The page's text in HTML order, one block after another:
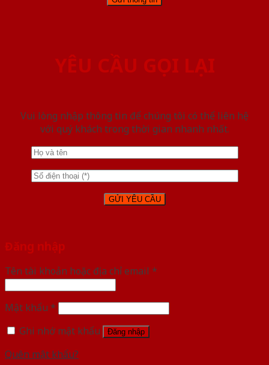
YÊU CẦU GỌI LẠI
Vui lòng nhập thông tin để chúng tôi có thể liên hệ
với quý khách trong thời gian nhanh nhất.
Đăng nhập
Tên tài khoản hoặc địa chỉ email *
Mật khẩu *
Ghi nhớ mật khẩu
Đăng nhập
Quên mật khẩu?